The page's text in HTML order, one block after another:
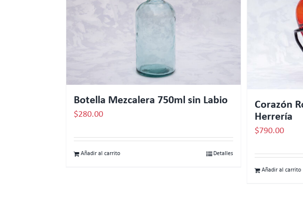
Botella Mezcalera 750ml sin Labio
$280.00
Añadir al carrito Detalles
Corazón
Herrería
$790.00
Añadir al carrito